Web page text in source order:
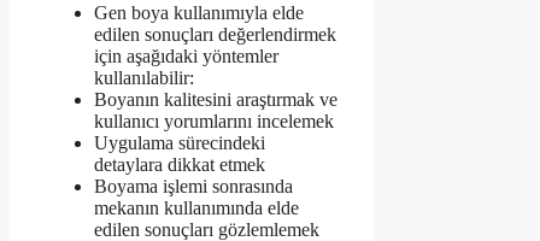
Gen boya kullanımıyla elde
edilen sonuçları değerlendirmek
için aşağıdaki yöntemler
kullanılabilir:
Boyanın kalitesini araştırmak ve
kullanıcı yorumlarını incelemek
Uygulama sürecindeki
detaylara dikkat etmek
Boyama işlemi sonrasında
mekanın kullanımında elde
edilen sonuçları gözlemlemek